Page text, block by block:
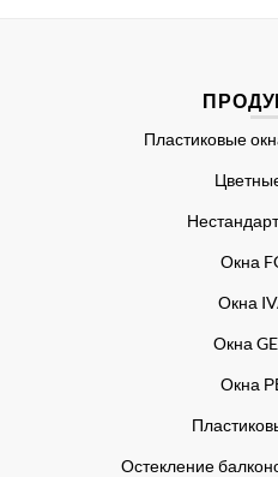
Пластиковые
Окна
Окна
Окна
Окна
Остекление